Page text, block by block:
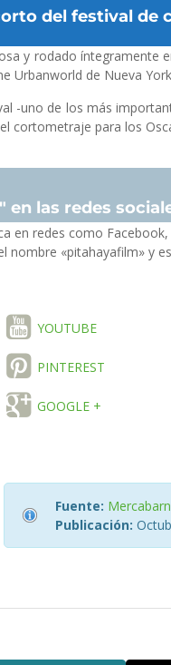
del festival de
y rodado íntegramente
Urbanworld de Nueva
-uno de los más
cortometraje para los
en las redes
en redes como
nombre «pitahayafilm» y
YOUTUBE
PINTEREST
GOOGLE +
Fuente:
Publicación: